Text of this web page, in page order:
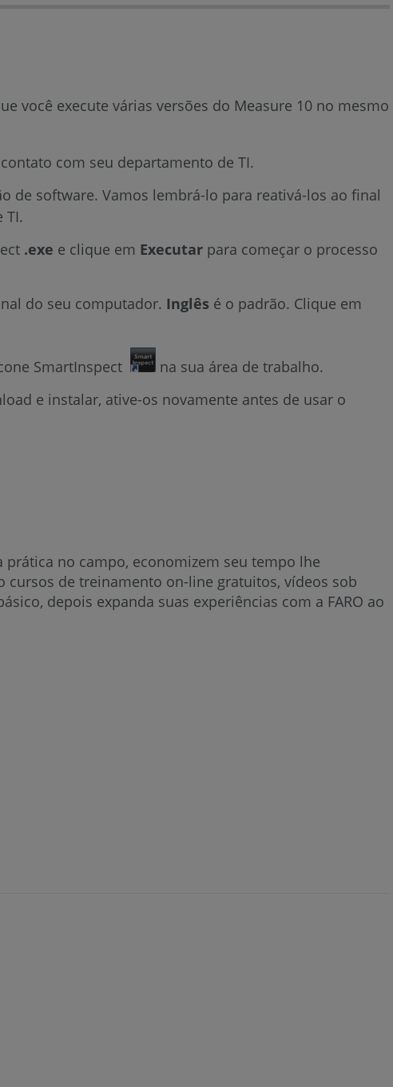
você execute várias versões do Measure 10 no mesmo
com seu departamento de TI.
de software. Vamos lembrá-lo para reativá-los ao final
TI.
.exe e clique em Executar para começar o processo
do seu computador. Inglês é o padrão. Clique em
SmartInspect
na sua área de trabalho.
e instalar, ative-os novamente antes de usar o
prática no campo, economizem seu tempo lhe
cursos de treinamento on-line gratuitos, vídeos sob
depois expanda suas experiências com a FARO ao